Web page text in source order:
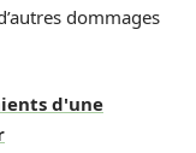
dommages
d'une